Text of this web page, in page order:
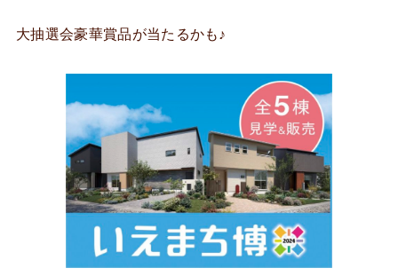
大抽選会豪華賞品が当たるかも♪